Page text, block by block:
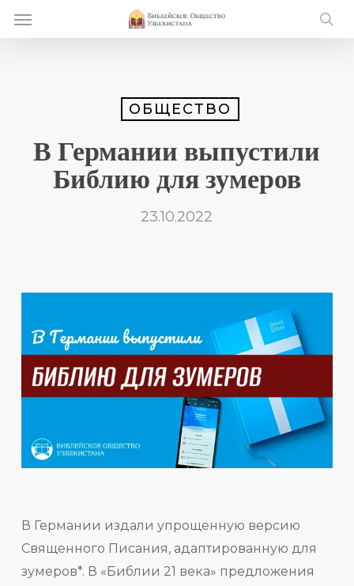
Menu
ОБЩЕСТВО
В Германии выпустили
Библию для зумеров
23.10.2022
В Германии издали упрощенную версию
Священного Писания, адаптированную для
зумеров*. В «Библии 21 века» предложения